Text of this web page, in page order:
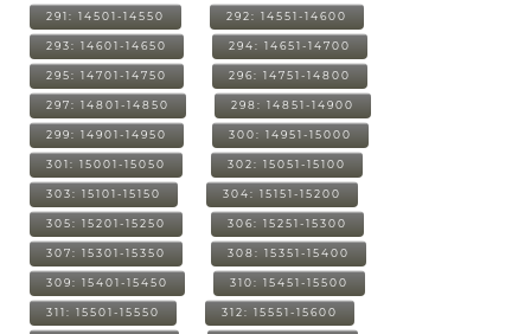
291: 14501-14550 292: 14551-14600
293: 14601-14650 294: 14651-14700
295: 14701-14750 296: 14751-14800
297: 14801-14850 298: 14851-14900
299: 14901-14950 300: 14951-15000
301: 15001-15050 302: 15051-15100
303: 15101-15150 304: 15151-15200
305: 15201-15250 306: 15251-15300
307: 15301-15350 308: 15351-15400
309: 15401-15450 310: 15451-15500
311: 15501-15550 312: 15551-15600